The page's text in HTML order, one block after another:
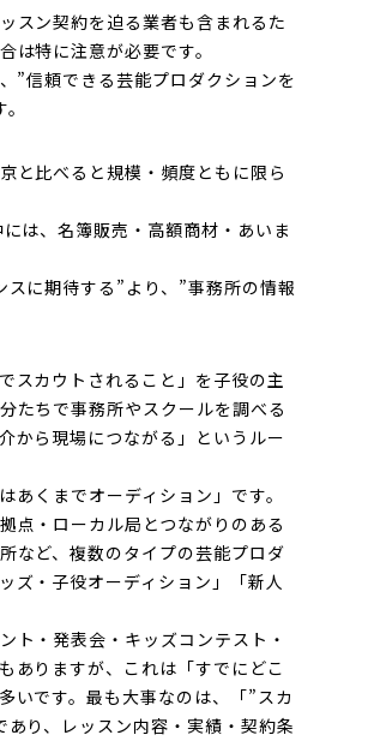
スン契約を迫る業者も含まれるた
は特に注意が必要です。
”信頼できる芸能プロダクションを
と比べると規模・頻度ともに限ら
は、名簿販売・高額商材・あいま
に期待する”より、”事務所の情報
スカウトされること」を子役の主
たちで事務所やスクールを調べる
ら現場につながる」というルー
あくまでオーディション」です。
点・ローカル局とつながりのある
など、複数のタイプの芸能プロダ
ズ・子役オーディション」「新人
ト・発表会・キッズコンテスト・
ありますが、これは「すでにどこ
いです。最も大事なのは、「”スカ
り、レッスン内容・実績・契約条